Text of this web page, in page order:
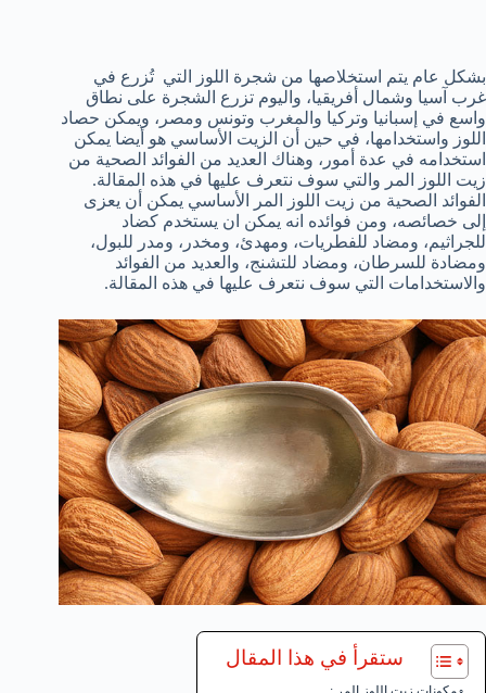
بشكل عام يتم استخلاصها من شجرة اللوز التي تُزرع في
غرب آسيا وشمال أفريقيا، واليوم تزرع الشجرة على نطاق
واسع في إسبانيا وتركيا والمغرب وتونس ومصر، ويمكن حصاد
اللوز واستخدامها، في حين أن الزيت الأساسي هو أيضا يمكن
استخدامه في عدة أمور، وهناك العديد من الفوائد الصحية من
زيت اللوز المر والتي سوف نتعرف عليها في هذه المقالة.
الفوائد الصحية من زيت اللوز المر الأساسي يمكن أن يعزى
إلى خصائصه، ومن فوائده انه يمكن ان يستخدم كضاد
للجراثيم، ومضاد للفطريات، ومهدئ، ومخدر، ومدر للبول،
ومضادة للسرطان، ومضاد للتشنج، والعديد من الفوائد
والاستخدامات التي سوف نتعرف عليها في هذه المقالة.
ستقرأ في هذا المقال